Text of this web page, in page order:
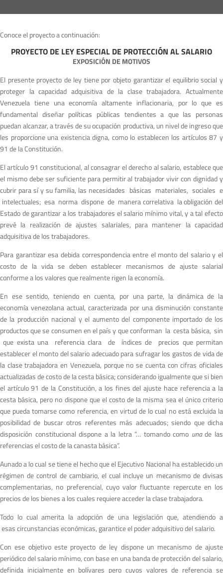
Conoce el proyecto a continuación:
PROYECTO DE LEY ESPECIAL DE PROTECCIÓN AL SALARIO
EXPOSICIÓN DE MOTIVOS
El presente proyecto de ley tiene por objeto garantizar el equilibrio social y
proteger la capacidad adquisitiva de la clase trabajadora. Actualmente
Venezuela tiene una economía altamente inflacionaria, por lo que es
fundamental diseñar políticas públicas tendientes a que las personas
puedan alcanzar, a través de su ocupación productiva, un nivel de ingreso que
les proporcione una existencia digna, como lo establecen los artículos 87 y
91 de la Constitución.
El artículo 91 constitucional, al consagrar el derecho al salario, establece que
el mismo debe ser suficiente para permitir al trabajador vivir con dignidad y
cubrir para sí y su familia, las necesidades básicas materiales, sociales e
intelectuales; esa norma dispone de manera correlativa la obligación del
Estado de garantizar a los trabajadores el salario mínimo vital, y a tal efecto
prevé la realización de ajustes salariales, para mantener la capacidad
adquisitiva de los trabajadores.
Para garantizar esa debida correspondencia entre el monto del salario y el
costo de la vida se deben establecer mecanismos de ajuste salarial
conforme a los valores que realmente rigen la economía.
En ese sentido, teniendo en cuenta, por una parte, la dinámica de la
economía venezolana actual, caracterizada por una disminución constante
de la producción nacional y el aumento del componente importado de los
productos que se consumen en el país y que conforman la cesta básica, sin
que exista una referencia clara de índices de precios que permitan
establecer el monto del salario adecuado para sufragar los gastos de vida de
la clase trabajadora en Venezuela, porque no se cuenta con cifras oficiales
actualizadas de costo de la cesta básica; considerando igualmente que si bien
el artículo 91 de la Constitución, a los fines del ajuste hace referencia a la
cesta básica, pero no dispone que el costo de la misma sea el único criterio
que pueda tomarse como referencia, en virtud de lo cual no está excluida la
posibilidad de buscar otros referentes más adecuados; siendo que dicha
disposición constitucional dispone a la letra “… tomando como unade las
referencias el costo de la canasta básica”.
Aunado a lo cual se tiene el hecho que el Ejecutivo Nacional ha establecido un
régimen de control de cambiario, el cual incluye un mecanismo de divisas
complementarias, no preferencial, cuyo valor fluctuante repercute en los
precios de los bienes a los cuales requiere acceder la clase trabajadora.
Todo lo cual amerita la adopción de una legislación que, atendiendo a
esas circunstancias económicas, garantice el poder adquisitivo del salario.
Con ese objetivo este proyecto de ley dispone un mecanismo de ajuste
periódico del salario mínimo, con base en una banda de protección del salario,
definida inicialmente en bolívares pero cuyos valores de referencia se